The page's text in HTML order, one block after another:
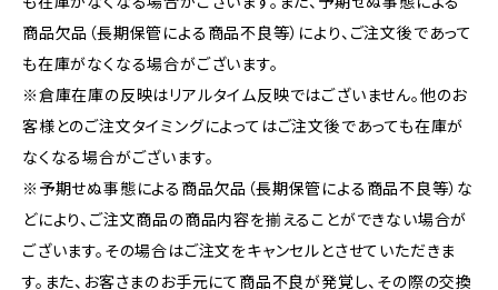
商品欠品（長期保管による商品不良等）により、ご注文後であって
も在庫がなくなる場合がございます。
※倉庫在庫の反映はリアルタイム反映ではございません。他のお
客様とのご注文タイミングによってはご注文後であっても在庫が
なくなる場合がございます。
※予期せぬ事態による商品欠品（長期保管による商品不良等）な
どにより、ご注文商品の商品内容を揃えることができない場合が
ございます。その場合はご注文をキャンセルとさせていただきま
す。また、お客さまのお手元にて商品不良が発覚し、その際の交換